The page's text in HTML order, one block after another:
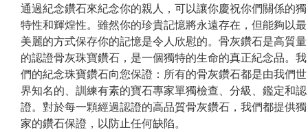
通過紀念鑽石來紀念你的親人，可以讓你慶祝你們關係的獨
特性和輝煌性。雖然你的珍貴記憶將永遠存在，但能夠以最
美麗的方式保存你的記憶是令人欣慰的。骨灰鑽石是高質量
的認證骨灰珠寶鑽石，是一個獨特的生命的真正紀念品。我
們的紀念珠寶鑽石向您保證：所有的骨灰鑽石都是由我們世
界知名的、訓練有素的寶石專家單獨檢查、分級、鑑定和認
證。對於每一顆經過認證的高品質骨灰鑽石，我們都提供獨
家的鑽石保證，以防止任何缺陷。